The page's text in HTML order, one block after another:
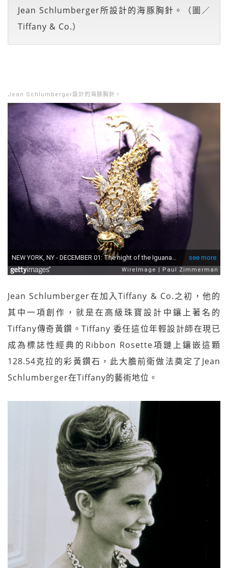
Jean Schlumberger所設計的海豚胸針。（圖／
Tiffany & Co.）
Jean Schlumberger設計的海豚胸針。
Jean Schlumberger在加入Tiffany & Co.之初，他的
其中一項創作，就是在高級珠寶設計中鑲上著名的
Tiffany傳奇黃鑽。Tiffany 委任這位年輕設計師在現已
成為標誌性經典的Ribbon Rosette項鏈上鑲嵌這顆
128.54克拉的彩黃鑽石，此大膽前衛做法奠定了Jean
Schlumberger在Tiffany的藝術地位。